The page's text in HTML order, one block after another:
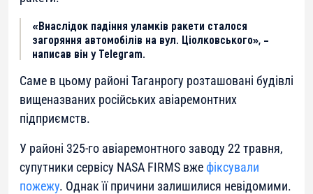
«Внаслідок падіння уламків ракети сталося
загоряння автомобілів на вул. Ціолковського», –
написав він у Telegram.
Саме в цьому районі Таганрогу розташовані будівлі
вищеназваних російських авіаремонтних
підприємств.
У районі 325-го авіаремонтного заводу 22 травня,
супутники сервісу NASA FIRMS вже фіксували
пожежу. Однак її причини залишилися невідомими.